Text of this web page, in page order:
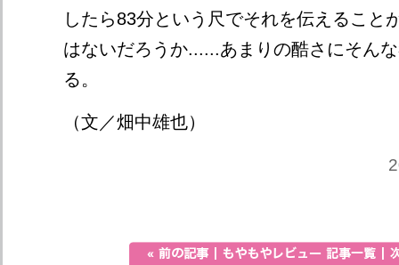
したら83分という尺でそれを伝えること
はないだろうか......あまりの酷さにそん
る。
（文／畑中雄也）